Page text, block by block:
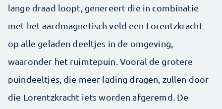
lange draad loopt, genereert die in combinatie
met het aardmagnetisch veld een Lorentzkracht
op alle geladen deeltjes in de omgeving,
waaronder het ruimtepuin. Vooral de grotere
puindeeltjes, die meer lading dragen, zullen door
die Lorentzkracht iets worden afgeremd. De